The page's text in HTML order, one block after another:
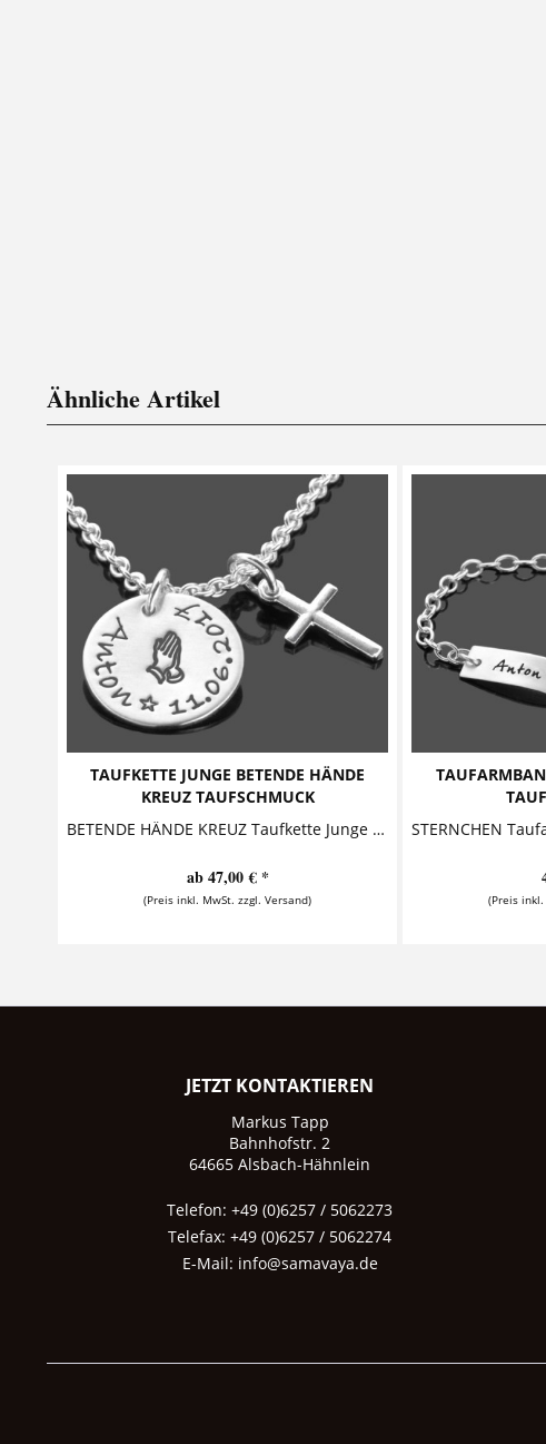
Ähnliche Artikel
TAUFKETTE JUNGE BETENDE HÄNDE
KREUZ TAUFSCHMUCK
BETENDE HÄNDE KREUZ Taufkette Junge mit Gravur Diese schlichte Taufkette ist auch für einen Jungen ein schönes Taufgeschenk. Das Schmuckstück besteht aus einem personalisierten Anhänger sowie...
ab 47,00 € *
(Preis inkl. MwSt. zzgl. Versand) (Preis inkl.
JETZT KONTAKTIEREN
Markus Tapp
Bahnhofstr. 2
64665 Alsbach-Hähnlein
Telefon: +49 (0)6257 / 5062273
Telefax: +49 (0)6257 / 5062274
E-Mail: info@samavaya.de